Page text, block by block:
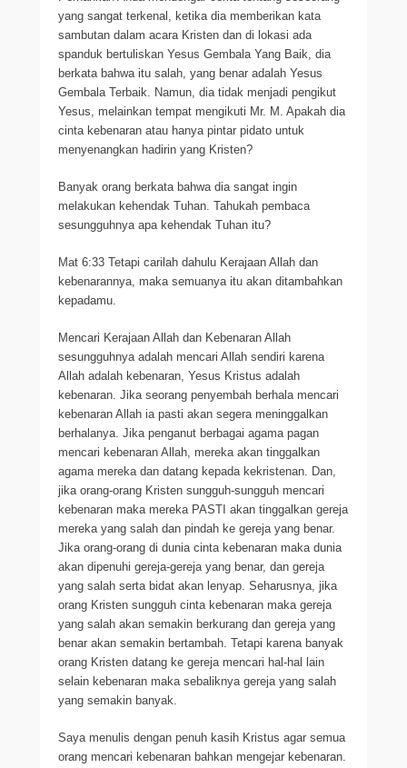
yang sangat terkenal, ketika dia memberikan kata
sambutan dalam acara Kristen dan di lokasi ada
spanduk bertuliskan Yesus Gembala Yang Baik, dia
berkata bahwa itu salah, yang benar adalah Yesus
Gembala Terbaik. Namun, dia tidak menjadi pengikut
Yesus, melainkan tempat mengikuti Mr. M. Apakah dia
cinta kebenaran atau hanya pintar pidato untuk
menyenangkan hadirin yang Kristen?
Banyak orang berkata bahwa dia sangat ingin
melakukan kehendak Tuhan. Tahukah pembaca
sesungguhnya apa kehendak Tuhan itu?
Mat 6:33 Tetapi carilah dahulu Kerajaan Allah dan
kebenarannya, maka semuanya itu akan ditambahkan
kepadamu.
Mencari Kerajaan Allah dan Kebenaran Allah
sesungguhnya adalah mencari Allah sendiri karena
Allah adalah kebenaran, Yesus Kristus adalah
kebenaran. Jika seorang penyembah berhala mencari
kebenaran Allah ia pasti akan segera meninggalkan
berhalanya. Jika penganut berbagai agama pagan
mencari kebenaran Allah, mereka akan tinggalkan
agama mereka dan datang kepada kekristenan. Dan,
jika orang-orang Kristen sungguh-sungguh mencari
kebenaran maka mereka PASTI akan tinggalkan gereja
mereka yang salah dan pindah ke gereja yang benar.
Jika orang-orang di dunia cinta kebenaran maka dunia
akan dipenuhi gereja-gereja yang benar, dan gereja
yang salah serta bidat akan lenyap. Seharusnya, jika
orang Kristen sungguh cinta kebenaran maka gereja
yang salah akan semakin berkurang dan gereja yang
benar akan semakin bertambah. Tetapi karena banyak
orang Kristen datang ke gereja mencari hal-hal lain
selain kebenaran maka sebaliknya gereja yang salah
yang semakin banyak.
Saya menulis dengan penuh kasih Kristus agar semua
orang mencari kebenaran bahkan mengejar kebenaran.